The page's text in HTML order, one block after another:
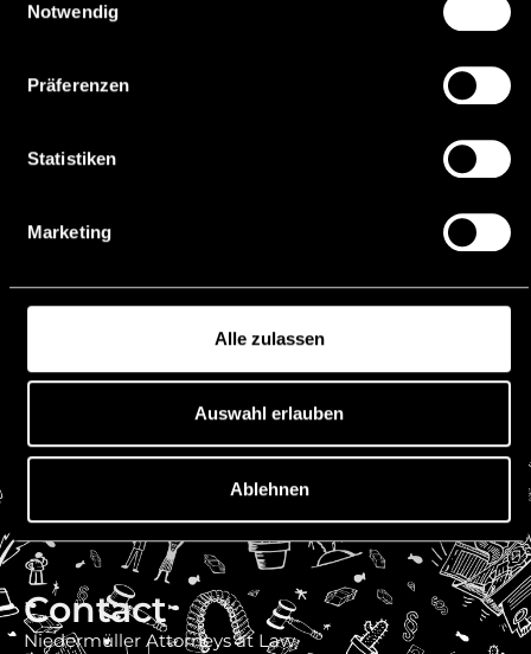
Notwendig
Präferenzen
Statistiken
Marketing
Alle zulassen
Auswahl erlauben
Ablehnen
with Advocatur
Vavrosky Heine
Austria
Languages
Contact
Niedermüller Attorneys at Law